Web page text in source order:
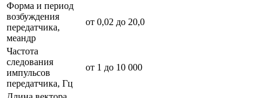
Форма и период
возбуждения
передатчика,
меандр
от 0,02 до 20,0
Частота
следования
импульсов
передатчика, Гц
от 1 до 10 000